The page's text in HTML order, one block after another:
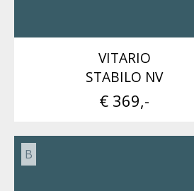
VITARIO
STABILO NV
€ 369,-
B